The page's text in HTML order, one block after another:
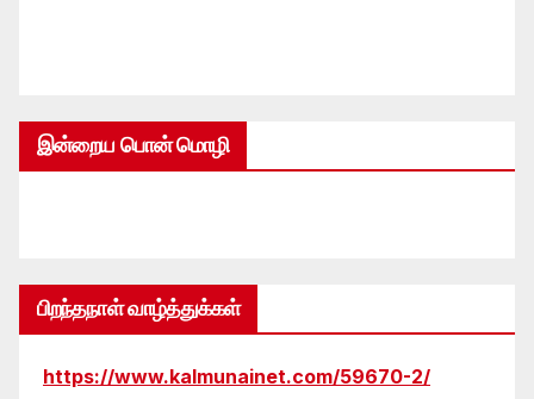
இன்றைய பொன் மொழி
பிறந்தநாள் வாழ்த்துக்கள்
https://www.kalmunainet.com/59670-2/